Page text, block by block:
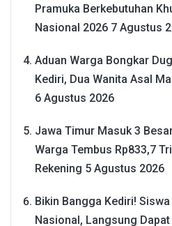
Pramuka Berkebutuhan
Nasional 2026 7 Agustus
Aduan Warga Bongkar
Kediri, Dua Wanita Asal
6 Agustus 2026
Jawa Timur Masuk 3
Warga Tembus Rp833,7
Rekening 5 Agustus 2026
Bikin Bangga Kediri!
Nasional, Langsung